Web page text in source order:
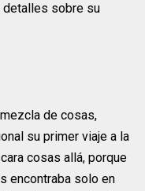
detalles sobre su
de cosas,
su primer viaje a la
cosas allá, porque
encontraba solo en